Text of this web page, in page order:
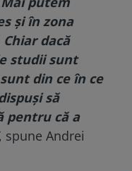
și în zona
dacă
studii sunt
din ce în ce
să
pentru că a
spune Andrei